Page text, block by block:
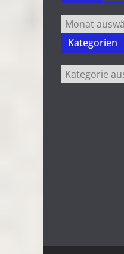
Archiv
Kategorien
Kategorien